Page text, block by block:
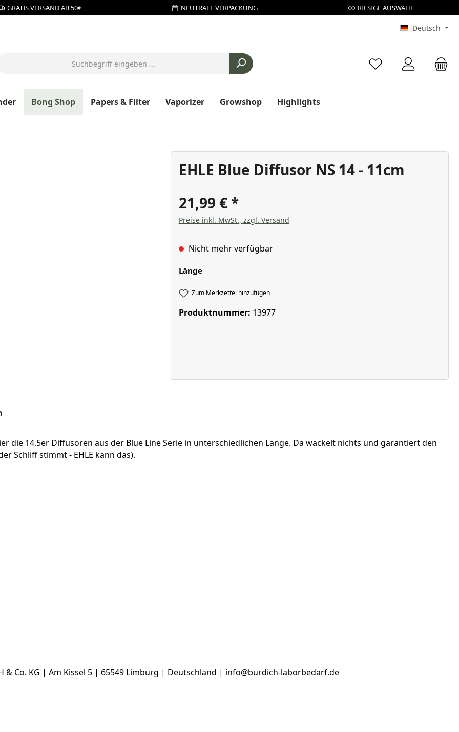
GRATIS VERSAND AB 50€ NEUTRALE VERPACKUNG RIESIGE AUSWAHL
Deutsch
Du hast 0 Produkte
Bong Shop Papers & Filter Vaporizer Growshop Highlights
EHLE Blue Diffusor NS 14 - 11cm
21,99 €
Preise inkl. MwSt., zzgl. Versand
Nicht mehr verfügbar
Längeauswählen
Zum Merkzettel hinzufügen
Produktnummer: 13977
die 14,5er Diffusoren aus der Blue Line Serie in unterschiedlichen Länge. Da wackelt nichts und garantiert den
Schliff stimmt - EHLE kann das).
& Co. KG | Am Kissel 5 | 65549 Limburg | Deutschland | info@burdich-laborbedarf.de